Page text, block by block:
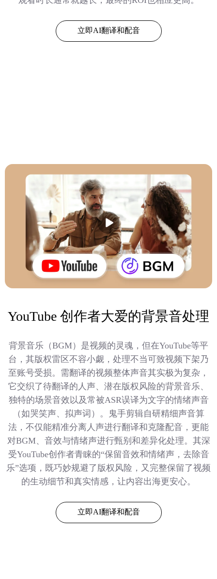
立即AI翻译和配音
YouTube 创作者大爱的背景音处理
背景音乐（BGM）是视频的灵魂，但在YouTube等平
台，其版权雷区不容小觑，处理不当可致视频下架乃
至账号受损。需翻译的视频整体声音其实极为复杂，
它交织了待翻译的人声、潜在版权风险的背景音乐、
独特的场景音效以及常被ASR误译为文字的情绪声音
（如哭笑声、拟声词）。鬼手剪辑自研精细声音算
法，不仅能精准分离人声进行翻译和克隆配音，更能
对BGM、音效与情绪声进行甄别和差异化处理。其深
受YouTube创作者青睐的“保留音效和情绪声，去除音
乐”选项，既巧妙规避了版权风险，又完整保留了视频
的生动细节和真实情感，让内容出海更安心。
立即AI翻译和配音